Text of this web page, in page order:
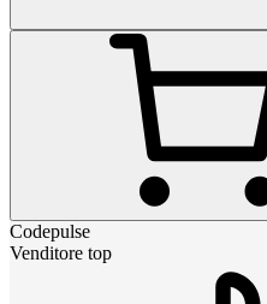
Codepulse
Venditore top